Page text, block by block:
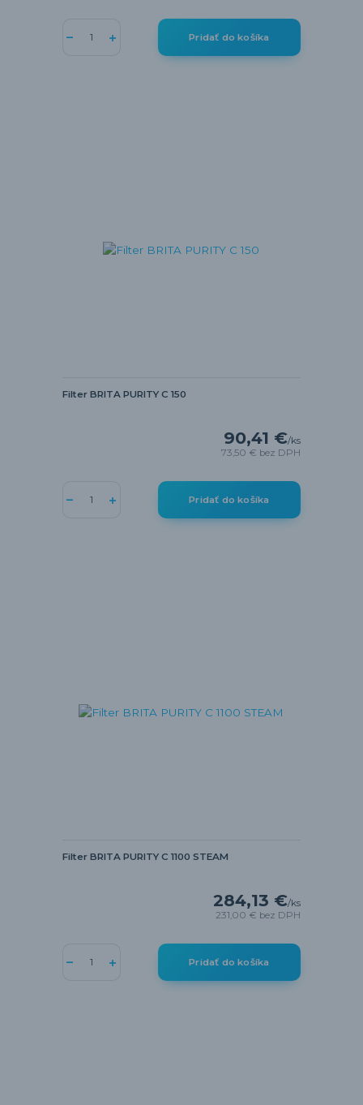
Pridať do košíka
Filter BRITA PURITY C 150
90,41 €/ks
73,50 € bez DPH
Pridať do košíka
Filter BRITA PURITY C 1100 STEAM
284,13 €/ks
231,00 € bez DPH
Pridať do košíka